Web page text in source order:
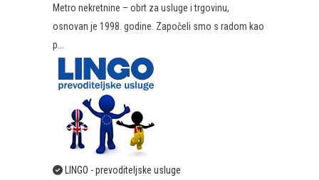
Metro nekretnine – obrt za usluge i trgovinu,
osnovan je 1998. godine. Započeli smo s radom kao
p...
LINGO - prevoditeljske usluge